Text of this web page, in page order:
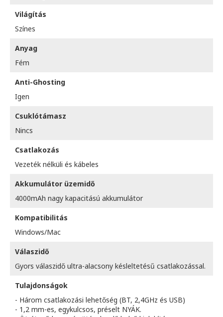
Világítás
Színes
Anyag
Fém
Anti-Ghosting
Igen
Csuklótámasz
Nincs
Csatlakozás
Vezeték nélküli és kábeles
Akkumulátor üzemidő
4000mAh nagy kapacitású akkumulátor
Kompatibilitás
Windows/Mac
Válaszidő
Gyors válaszidő ultra-alacsony késleltetésű csatlakozással.
Tulajdonságok
- Három csatlakozási lehetőség (BT, 2,4GHz és USB)
- 1,2 mm-es, egykulcsos, préselt NYÁK.